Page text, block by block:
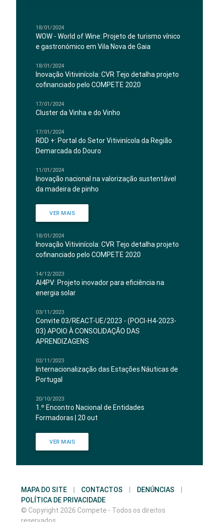
18/01/2024
WOW - World of Wine: Projeto de turismo vínico
e gastronómico em Vila Nova de Gaia
18/01/2024
Inovação Vitivinícola: CVR Tejo detalha projeto
cofinanciado pelo COMPETE 2020
17/01/2024
Cluster da Vinha e do Vinho
17/01/2024
RDD +: Portal do Setor Vitivinícola da Região
Demarcada do Douro
11/01/2024
Inovação nacional na valorização sustentável
da madeira de pinho
VER MAIS
18/01/2024
Inovação Vitivinícola: CVR Tejo detalha projeto
cofinanciado pelo COMPETE 2020
14/12/2023
AI4PV: Projeto inovador para eficiência na
energia solar
03/11/2023
Convite 03/REACT-UE/2023 - (POCI-H4-2023-
03) APOIO À CONSOLIDAÇÃO DAS
APRENDIZAGENS
02/11/2023
Internacionalização das Estações Náuticas de
Portugal
20/10/2023
1.º Encontro Nacional de Entidades
Formadoras | 20 out
VER MAIS
MAPA DO SITE CONTACTOS DENÚNCIAS
POLÍTICA DE PRIVACIDADE
© Copyright 2026 Compete - Todos os direitos